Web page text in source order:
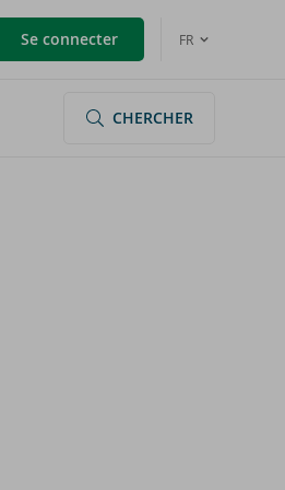
Se connecter FR
CHERCHER